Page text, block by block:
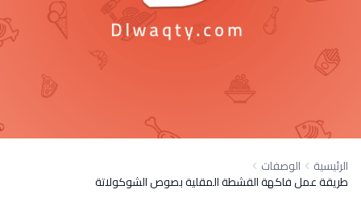
الرئيسية الوصفات
طريقة عمل فاكهة القشطة المقلية بصوص الشوكولاتة